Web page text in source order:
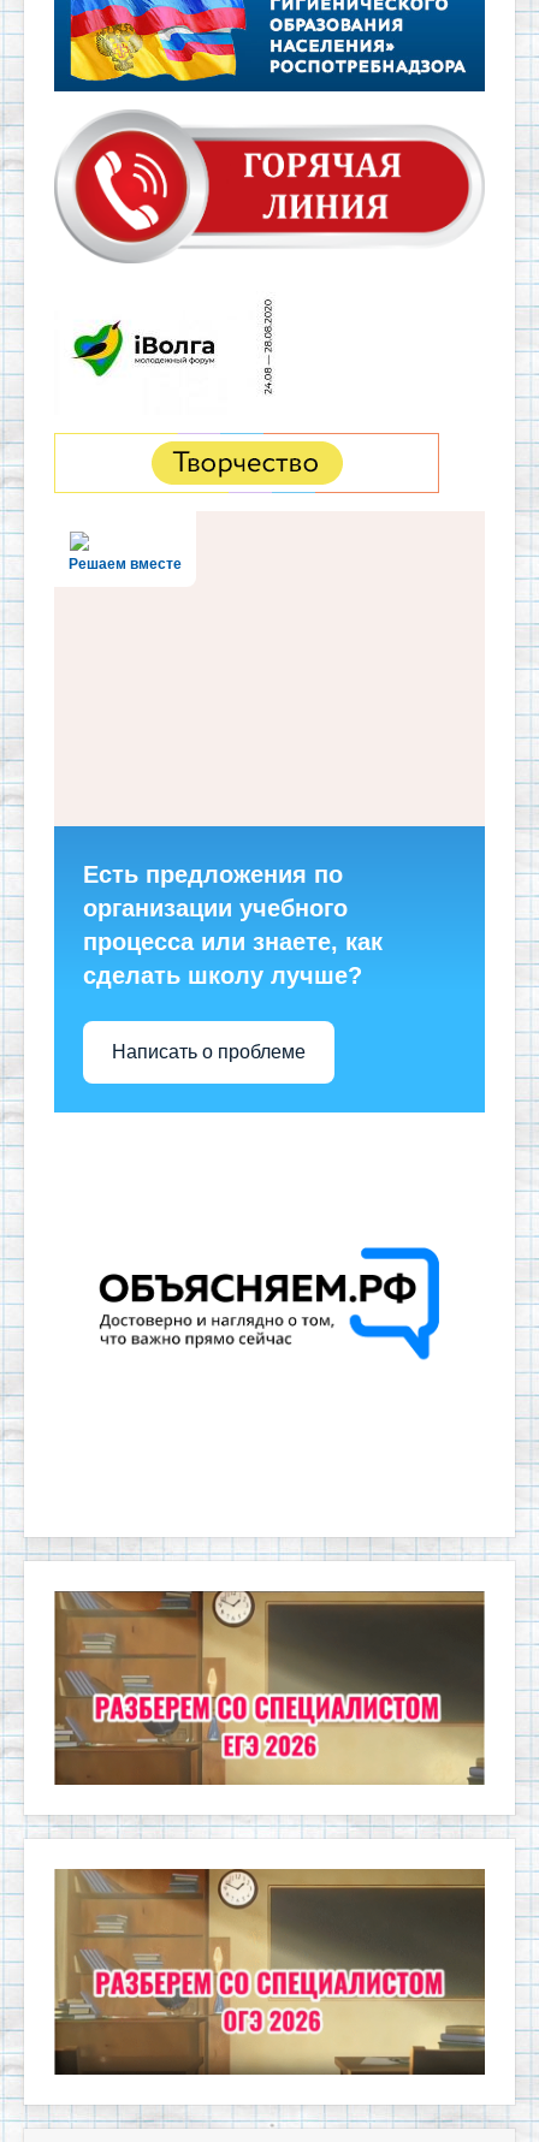
Решаем вместе
Есть предложения по
организации учебного
процесса или знаете, как
сделать школу лучше?
Написать о проблеме